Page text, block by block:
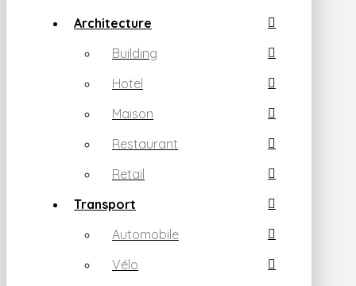
Architecture
Building
Hotel
Maison
Restaurant
Retail
Transport
Automobile
Vélo